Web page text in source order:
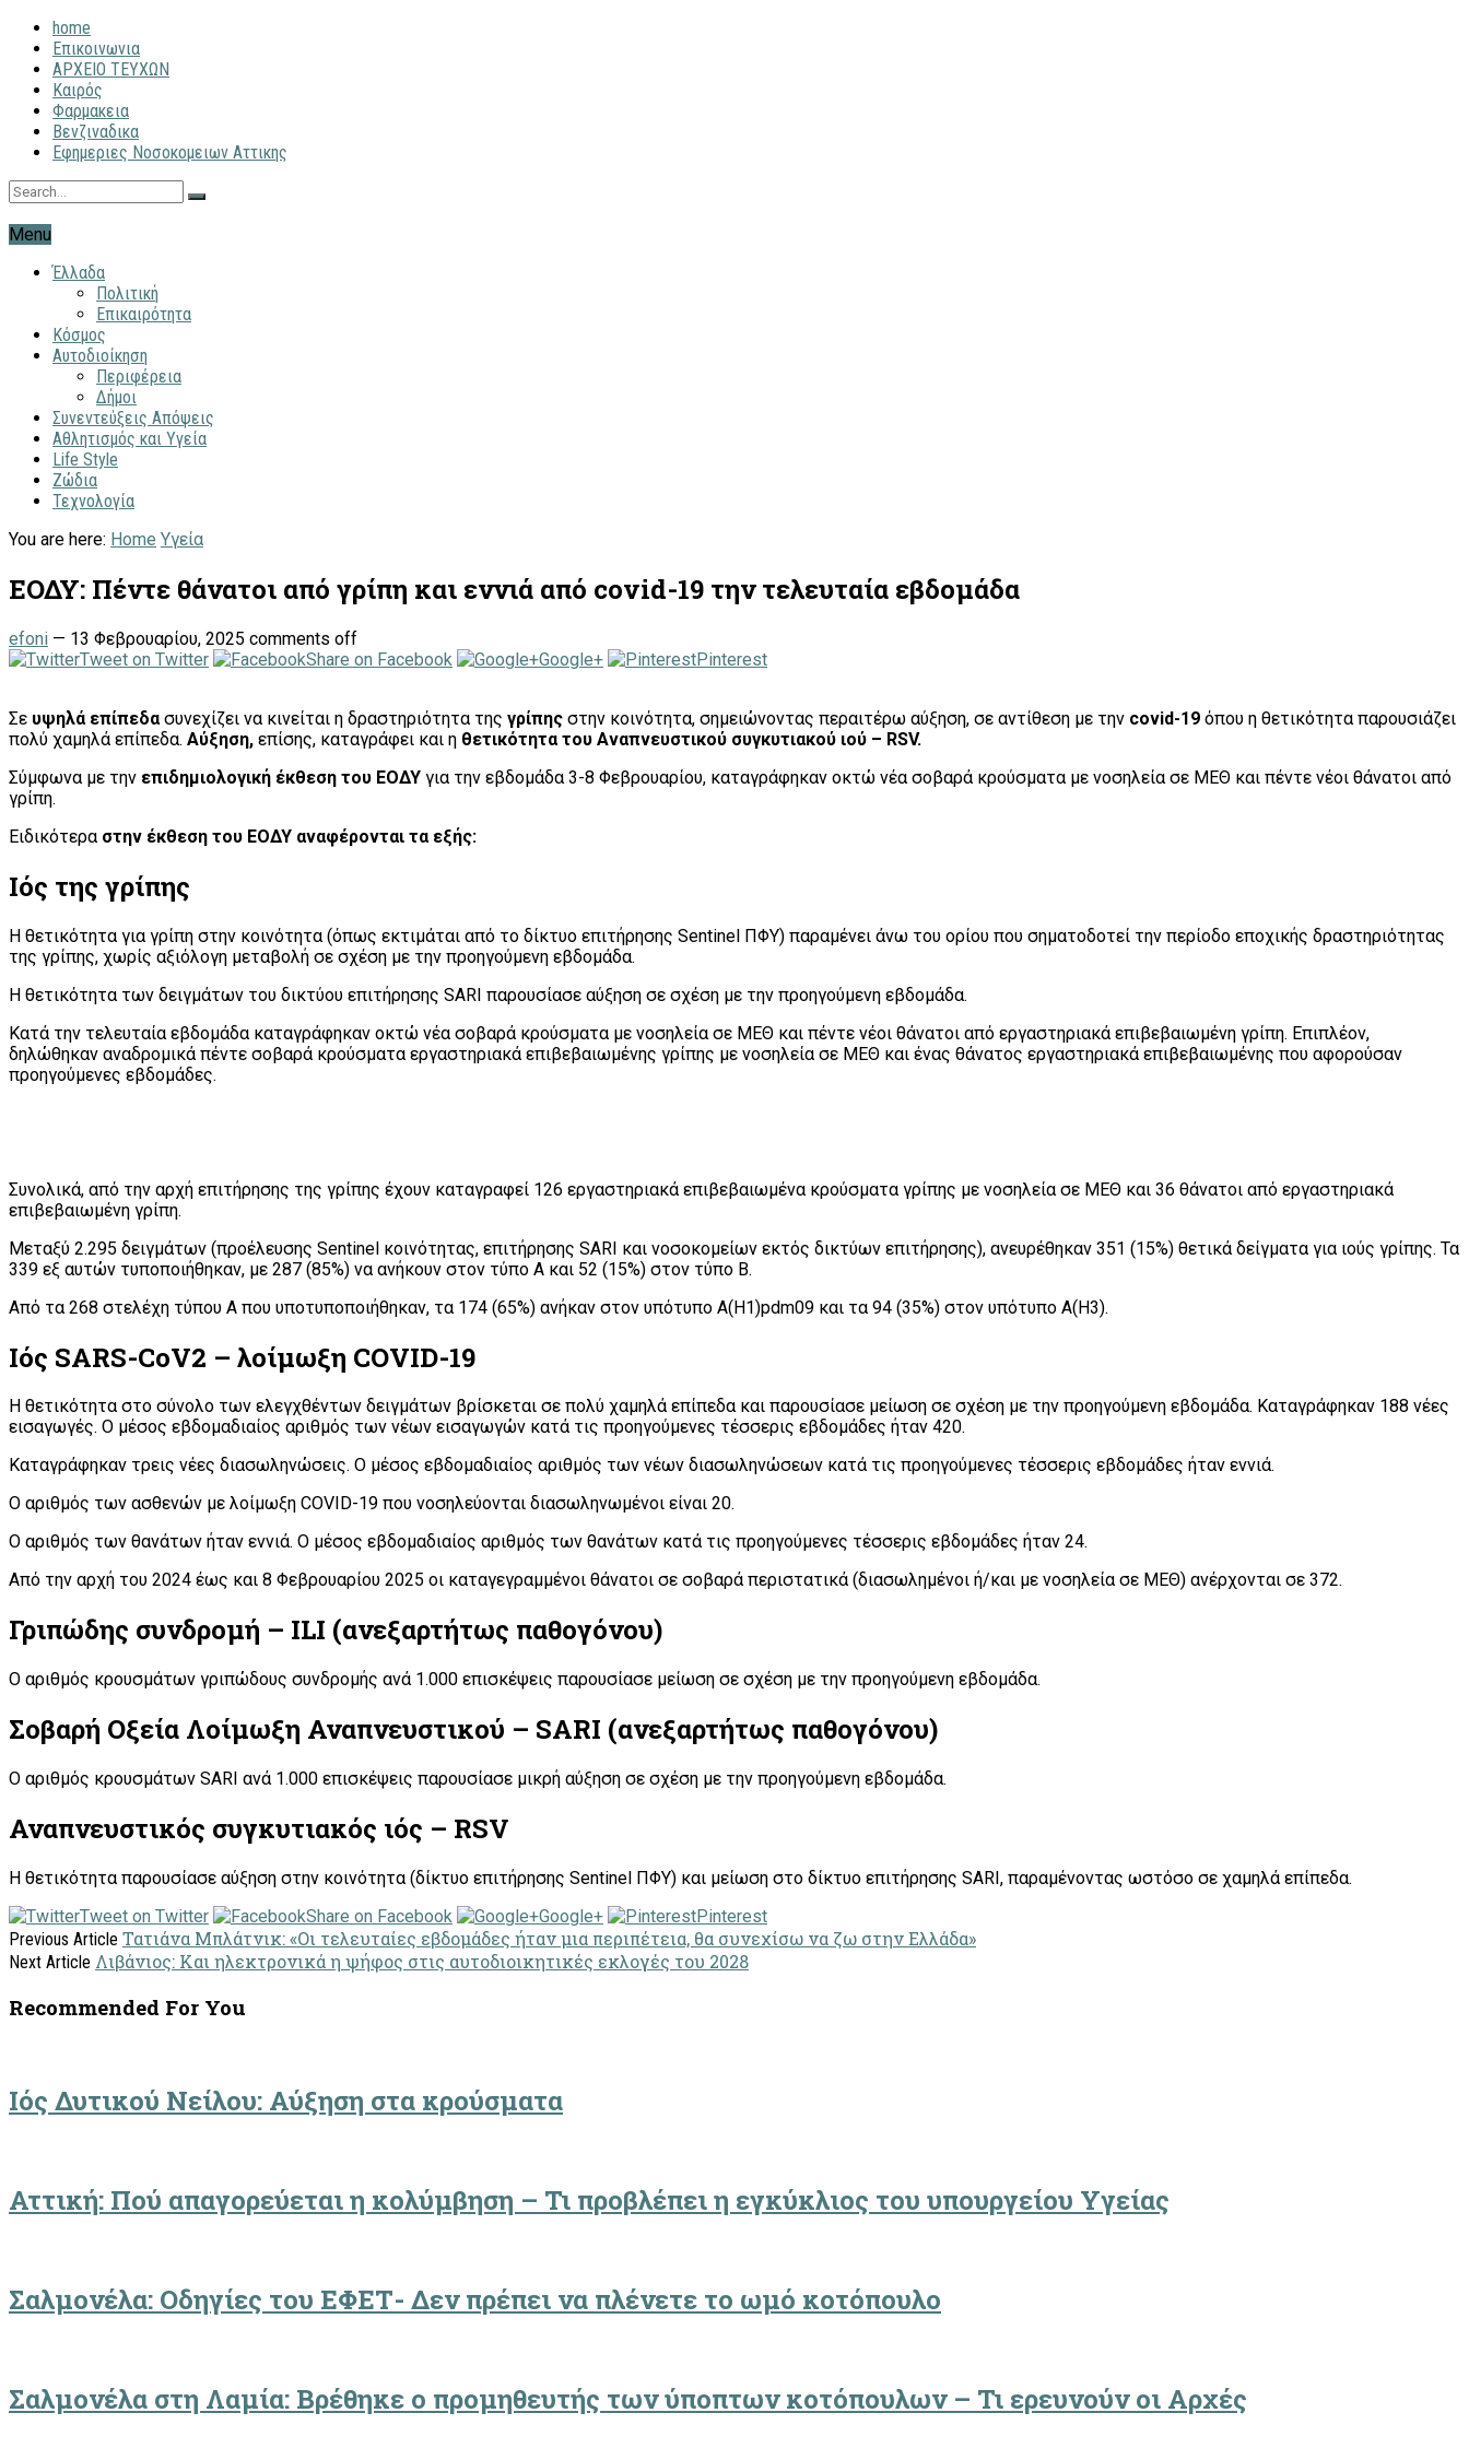
home
Επικοινωνια
ΑΡΧΕΙΟ ΤΕΥΧΩΝ
Καιρός
Φαρμακεια
Βενζιναδικα
Εφημεριες Νοσοκομειων Αττικης
Menu
Έλλαδα
Πολιτική
Επικαιρότητα
Κόσμος
Αυτοδιοίκηση
Περιφέρεια
Δήμοι
Συνεντεύξεις Απόψεις
Αθλητισμός και Υγεία
Life Style
Ζώδια
Τεχνολογία
You are here: Home Υγεία
ΕΟΔΥ: Πέντε θάνατοι από γρίπη και εννιά από covid-19 την τελευταία εβδομάδα
efoni — 13 Φεβρουαρίου, 2025 comments off
Tweet on Twitter
Share on Facebook Google+ Pinterest
Σε υψηλά επίπεδασυνεχίζει να κινείται η δραστηριότητα της γρίπης στην κοινότητα, σημειώνοντας περαιτέρω αύξηση, σε αντίθεση με την covid-19 όπου η θετικότητα παρουσιάζει
πολύ χαμηλά επίπεδα. Αύξηση, επίσης, καταγράφει και η θετικότητα του Αναπνευστικού συγκυτιακού ιού – RSV.
Σύμφωνα με την επιδημιολογική έκθεση του ΕΟΔΥ για την εβδομάδα 3-8 Φεβρουαρίου, καταγράφηκαν οκτώ νέα σοβαρά κρούσματα με νοσηλεία σε ΜΕΘ και πέντε νέοι θάνατοι από
γρίπη.
Ειδικότερα στην έκθεση του ΕΟΔΥ αναφέρονται τα εξής:
Ιός της γρίπης
Η θετικότητα για γρίπη στην κοινότητα (όπως εκτιμάται από το δίκτυο επιτήρησης Sentinel ΠΦΥ) παραμένει άνω του ορίου που σηματοδοτεί την περίοδο εποχικής δραστηριότητας
της γρίπης, χωρίς αξιόλογη μεταβολή σε σχέση με την προηγούμενη εβδομάδα.
Η θετικότητα των δειγμάτων του δικτύου επιτήρησης SARI παρουσίασε αύξηση σε σχέση με την προηγούμενη εβδομάδα.
Κατά την τελευταία εβδομάδα καταγράφηκαν οκτώ νέα σοβαρά κρούσματα με νοσηλεία σε ΜΕΘ και πέντε νέοι θάνατοι από εργαστηριακά επιβεβαιωμένη γρίπη. Επιπλέον,
δηλώθηκαν αναδρομικά πέντε σοβαρά κρούσματα εργαστηριακά επιβεβαιωμένης γρίπης με νοσηλεία σε ΜΕΘ και ένας θάνατος εργαστηριακά επιβεβαιωμένης που αφορούσαν
προηγούμενες εβδομάδες.
Συνολικά, από την αρχή επιτήρησης της γρίπης έχουν καταγραφεί 126 εργαστηριακά επιβεβαιωμένα κρούσματα γρίπης με νοσηλεία σε ΜΕΘ και 36 θάνατοι από εργαστηριακά
επιβεβαιωμένη γρίπη.
Μεταξύ 2.295 δειγμάτων (προέλευσης Sentinel κοινότητας, επιτήρησης SARI και νοσοκομείων εκτός δικτύων επιτήρησης), ανευρέθηκαν 351 (15%) θετικά δείγματα για ιούς γρίπης. Τα
339 εξ αυτών τυποποιήθηκαν, με 287 (85%) να ανήκουν στον τύπο Α και 52 (15%) στον τύπο Β.
Από τα 268 στελέχη τύπου Α που υποτυποποιήθηκαν, τα 174 (65%) ανήκαν στον υπότυπο Α(Η1)pdm09 και τα 94 (35%) στον υπότυπο Α(Η3).
Ιός SARS-CoV2 – λοίμωξη COVID-19
Η θετικότητα στο σύνολο των ελεγχθέντων δειγμάτων βρίσκεται σε πολύ χαμηλά επίπεδα και παρουσίασε μείωση σε σχέση με την προηγούμενη εβδομάδα. Καταγράφηκαν 188 νέες
εισαγωγές. Ο μέσος εβδομαδιαίος αριθμός των νέων εισαγωγών κατά τις προηγούμενες τέσσερις εβδομάδες ήταν 420.
Καταγράφηκαν τρεις νέες διασωληνώσεις. Ο μέσος εβδομαδιαίος αριθμός των νέων διασωληνώσεων κατά τις προηγούμενες τέσσερις εβδομάδες ήταν εννιά.
Ο αριθμός των ασθενών με λοίμωξη COVID-19 που νοσηλεύονται διασωληνωμένοι είναι 20.
Ο αριθμός των θανάτων ήταν εννιά. Ο μέσος εβδομαδιαίος αριθμός των θανάτων κατά τις προηγούμενες τέσσερις εβδομάδες ήταν 24.
Από την αρχή του 2024 έως και 8 Φεβρουαρίου 2025 οι καταγεγραμμένοι θάνατοι σε σοβαρά περιστατικά (διασωλημένοι ή/και με νοσηλεία σε ΜΕΘ) ανέρχονται σε 372.
Γριπώδης συνδρομή – ILI (ανεξαρτήτως παθογόνου)
Ο αριθμός κρουσμάτων γριπώδους συνδρομής ανά 1.000 επισκέψεις παρουσίασε μείωση σε σχέση με την προηγούμενη εβδομάδα.
Σοβαρή Οξεία Λοίμωξη Αναπνευστικού – SARI (ανεξαρτήτως παθογόνου)
Ο αριθμός κρουσμάτων SARI ανά 1.000 επισκέψεις παρουσίασε μικρή αύξηση σε σχέση με την προηγούμενη εβδομάδα.
Αναπνευστικός συγκυτιακός ιός – RSV
Η θετικότητα παρουσίασε αύξηση στην κοινότητα (δίκτυο επιτήρησης Sentinel ΠΦΥ) και μείωση στο δίκτυο επιτήρησης SARI, παραμένοντας ωστόσο σε χαμηλά επίπεδα.
Tweet on Twitter
Share on Facebook Google+
Pinterest
Previous Article Τατιάνα Μπλάτνικ: «Οι τελευταίες εβδομάδες ήταν μια περιπέτεια, θα συνεχίσω να ζω στην Ελλάδα»
Next Article Λιβάνιος: Και ηλεκτρονικά η ψήφος στις αυτοδιοικητικές εκλογές του 2028
Recommended For You
Ιός Δυτικού Νείλου: Αύξηση στα κρούσματα
Αττική: Πού απαγορεύεται η κολύμβηση – Τι προβλέπει η εγκύκλιος του υπουργείου Υγείας
Σαλμονέλα: Οδηγίες του ΕΦΕΤ- Δεν πρέπει να πλένετε το ωμό κοτόπουλο
Σαλμονέλα στη Λαμία: Βρέθηκε ο προμηθευτής των ύποπτων κοτόπουλων – Τι ερευνούν οι Αρχές